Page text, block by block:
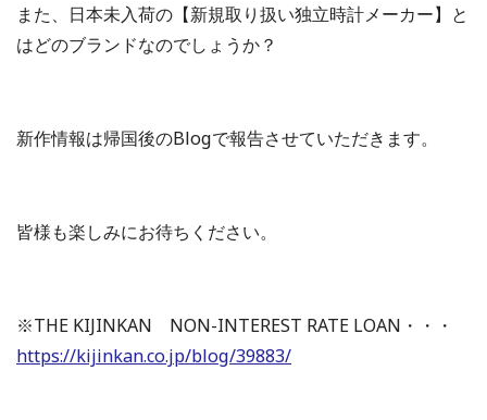
また、日本未入荷の【新規取り扱い独立時計メーカー】と
はどのブランドなのでしょうか？
新作情報は帰国後のBlogで報告させていただきます。
皆様も楽しみにお待ちください。
※THE KIJINKAN NON-INTEREST RATE LOAN・・・
https://kijinkan.co.jp/blog/39883/